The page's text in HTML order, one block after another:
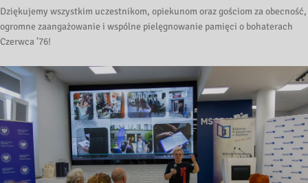
Dziękujemy wszystkim uczestnikom, opiekunom oraz gościom za obecność,
ogromne zaangażowanie i wspólne pielęgnowanie pamięci o bohaterach
Czerwca ’76!